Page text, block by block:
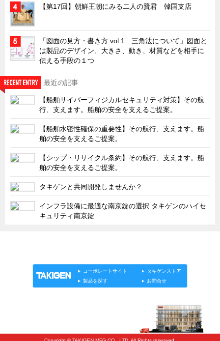
ECOLOGY NEWS SCRAMBLE
わが街わが支店
支店所在地（歴史探訪）
ニッポン再発見
あれこれWATCH
こんなとき、どう言うの?
４コマ漫画 のんきなのんちゃん
CATEGORY タキゲンinfo.
お知らせ
展示会情報／出展告知
展示会情報／報告レポート
工場見学
海外出張
タキゲン売上ランキング
展示トラック
タキネタ
【第17回】朝鮮王朝にみる二人の賢君 韓国支店
「図面の見方・書き方 vol.1 三角法について」図面と
は製品のデザイン、大きさ、動き、材質などを相手に
伝える手段の１つ
最近の記事
【船舶サイバーフィジカルセキュリティ対策】その航
行、支えます。船舶の安全を支えるご提案。
【船舶水密性確保の重要性】その航行、支えます。船
舶の安全を支えるご提案。
【シップ・リサイクル条約】その航行、支えます。船
舶の安全を支えるご提案。
タキゲンと共同開発しませんか？
インフラ設備に最適な南京錠の選択 タキゲンのハイセ
キュリティ南京錠
コーポレートサイト
タキゲンストア
製品を探す
お問合せ